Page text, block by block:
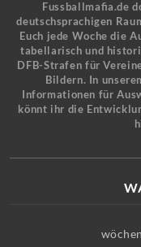
Fussballmafia.de
deutschsprachigen
Euch jede Woche die
tabellarisch und
DFB-Strafen für
Bildern. In
Informationen für
könnt ihr die